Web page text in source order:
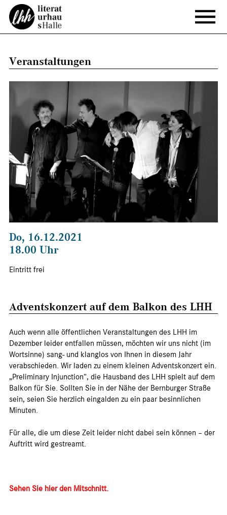
Veranstaltungen
Do, 16.12.2021
18.00 Uhr
Eintritt frei
Adventskonzert auf dem Balkon des LHH
Auch wenn alle öffentlichen Veranstaltungen des LHH im
Dezember leider entfallen müssen, möchten wir uns nicht (im
Wortsinne) sang- und klanglos von Ihnen in diesem Jahr
verabschieden. Wir laden zu einem kleinen Adventskonzert ein.
„Preliminary Injunction“, die Hausband des LHH spielt auf dem
Balkon für Sie. Sollten Sie in der Nähe der Bernburger Straße
sein, seien Sie herzlich eingalden zu ein paar besinnlichen
Minuten.
Für alle, die um diese Zeit leider nicht dabei sein können – der
Auftritt wird gestreamt.
Sehen Sie hier den Mitschnitt.